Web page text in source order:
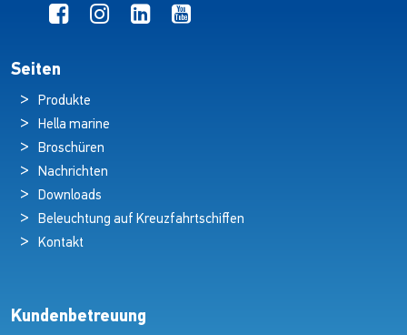
Seiten
Produkte
Hella marine
Broschüren
Nachrichten
Downloads
Beleuchtung auf Kreuzfahrtschiffen
Kontakt
Kundenbetreuung